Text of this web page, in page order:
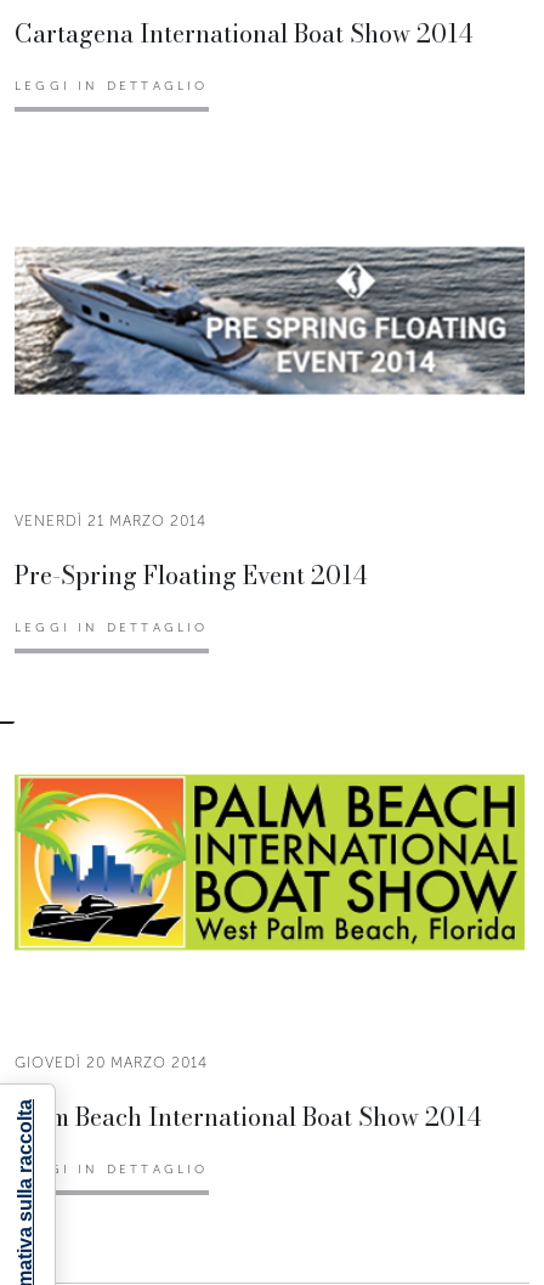
Cartagena International Boat Show 2014
LEGGI IN DETTAGLIO
VENERDÌ 21 MARZO 2014
Pre-Spring Floating Event 2014
LEGGI IN DETTAGLIO
GIOVEDÌ 20 MARZO 2014
Palm Beach International Boat Show 2014
LEGGI IN DETTAGLIO
Informativa sulla raccolta